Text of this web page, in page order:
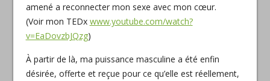
amené a reconnecter mon sexe avec mon cœur.
(Voir mon TEDx www.youtube.com/watch?
v=EaDovzbJQzg)
À partir de là, ma puissance masculine a été enfin
désirée, offerte et reçue pour ce qu’elle est réellement,